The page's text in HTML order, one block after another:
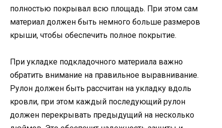
полностью покрывал всю площадь. При этом сам
материал должен быть немного больше размеров
крыши, чтобы обеспечить полное покрытие.
При укладке подкладочного материала важно
обратить внимание на правильное выравнивание.
Рулон должен быть рассчитан на укладку вдоль
кровли, при этом каждый последующий рулон
должен перекрывать предыдущий на несколько